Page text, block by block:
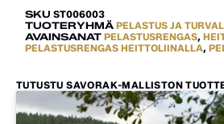
TUTUSTU SAVORAK-MALLISTON
SKUST006003
TUOTERYHMÄ PELASTUS JA
AVAINSANAT PELASTUSRENGAS,
PELASTUSRENGAS HEITTOLIINALLA,